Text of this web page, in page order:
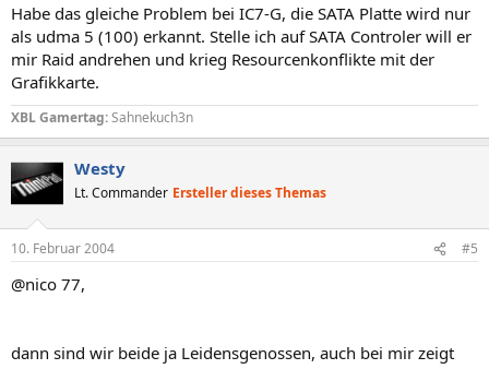
Habe das gleiche Problem bei IC7-G, die SATA Platte wird nur
als udma 5 (100) erkannt. Stelle ich auf SATA Controler will er
mir Raid andrehen und krieg Resourcenkonflikte mit der
Grafikkarte.
XBL Gamertag:Sahnekuch3n
Westy
Lt. Commander Ersteller dieses Themas
10. Februar 2004 #5
@nico 77,
dann sind wir beide ja Leidensgenossen, auch bei mir zeigt